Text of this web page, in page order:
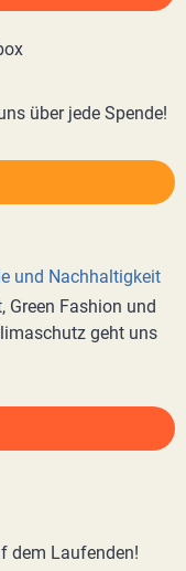
über jede Spende!
und Nachhaltigkeit
Green Fashion und
geht uns
dem Laufenden!